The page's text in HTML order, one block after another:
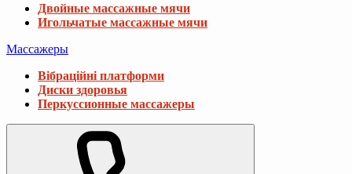
Двойные массажные мячи
Игольчатые массажные мячи
Массажеры
Вібраційні платформи
Диски здоровья
Перкуссионные массажеры